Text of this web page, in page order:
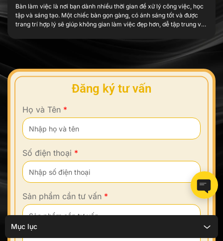
Mục lục
Bàn làm việc là nơi bạn dành nhiều thời gian để xử lý công việc, học
tập và sáng tạo. Một chiếc bàn gọn gàng, có ánh sáng tốt và được
trang trí hợp lý sẽ giúp không gian làm việc đẹp hơn, dễ tập trung và
Đăng ký tư vấn
Họ và Tên *
Số điện thoại *
Sản phẩm cần tư vấn *